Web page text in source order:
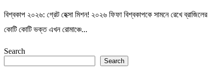
বিশ্বকাপ ২০২৬: গ্রেট হেক্সা মিশন! ২০২৬ ফিফা বিশ্বকাপকে সামনে রেখে ব্রাজিলের
কোটি কোটি ভক্ত এখন রোমাঞ্চে…
Search
Search